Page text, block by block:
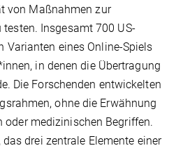
von Maßnahmen zur
Insgesamt 700 US-
Varianten eines Online-Spiels
in denen die Übertragung
Die Forschenden entwickelten
ohne die Erwähnung
medizinischen Begriffen.
drei zentrale Elemente einer